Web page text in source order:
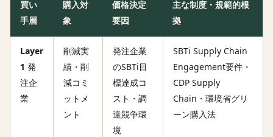
買い
手層
購入対
象
価格決定
要因
主な制度・規範的根
拠
Layer
1 発
注企
業
削減実
績・削
減コミ
ットメ
ント
発注企業
のSBTi目
標達成コ
スト・調
達競争環
境
SBTi Supply Chain
Engagement要件・
CDP Supply
Chain・環境省グリ
ーン購入法